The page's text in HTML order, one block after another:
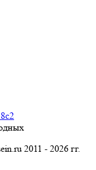
2011 - 2026 гг.